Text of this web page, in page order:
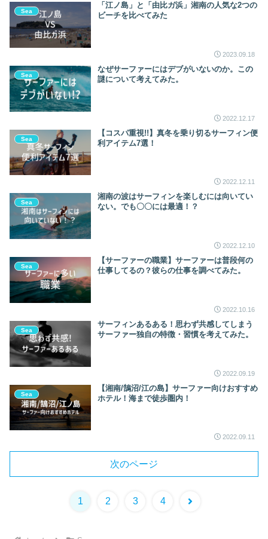
Sea
「江ノ島」と「由比ガ浜」湘南の人気な2つの
ビーチを比べてみた
2023.09.18
Sea
なぜサーファーにはデブがいないのか。この
謎について考えてみた。
2022.12.17
Sea
【コスパ重視!!】真冬を乗り切るサーフィン便
利アイテム7選！
2022.12.11
Sea
湘南の波はサーフィンを楽しむには向いてい
ない。でも〇〇には最適！？
2022.12.10
Sea
【サーファーの職業】サーファーは普段何の
仕事してるの？彼らの仕事を調べてみた。
2022.10.16
Sea
サーフィンあるある！思わず共感してしまう
サーファー独自の特徴・習慣を考えてみた。
2022.09.19
Sea
【湘南/鵠沼/江の島】サーファー向けおすすめ
ホテル！海まで徒歩圏内！
2022.09.11
次のページ
1 2 3 4
次